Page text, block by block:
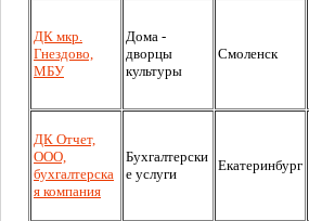
ДК мкр.
Гнездово,
МБУ
Дома -
дворцы
культуры
Смоленск
ДК Отчет,
ООО,
бухгалтерска
я компания
Бухгалтерски
е услуги
Екатеринбург